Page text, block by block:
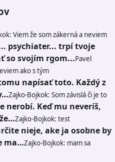
k: Viem že som zákerná a neviem
psychiater... trpí tvoje
so svojím rgom...Pavel
ako s tým
napísať toto. Každý z
Zajko-Bojkok: Som závislá či je to
nerobí. Keď mu neveríš,
Zajko-Bojkok: test
nieje, ake ja osobne by
ma…Zajko-Bojkok: mam sa